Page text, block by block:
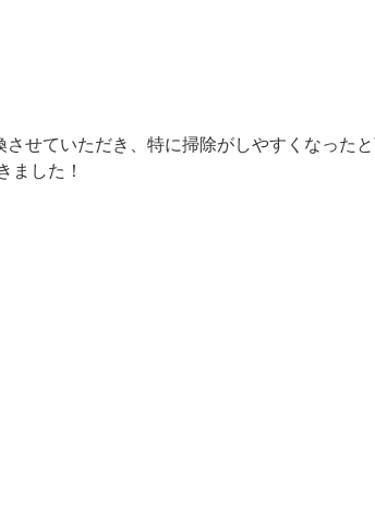
せていただき、特に掃除がしやすくなった
ました！